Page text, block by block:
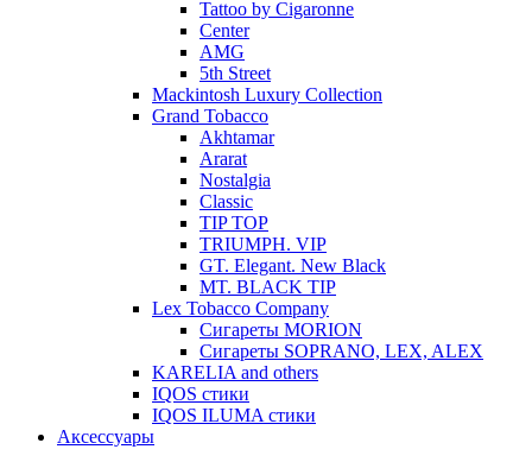
Tattoo by Cigaronne
Center
AMG
5th Street
Mackintosh Luxury Collection
Grand Tobacco
Akhtamar
Ararat
Nostalgia
Classic
TIP TOP
TRIUMPH. VIP
GT. Elegant. New Black
MT. BLACK TIP
Lex Tobacco Company
Сигареты MORION
Сигареты SOPRANO, LEX, ALEX
KARELIA and others
IQOS стики
IQOS ILUMA стики
Аксессуары